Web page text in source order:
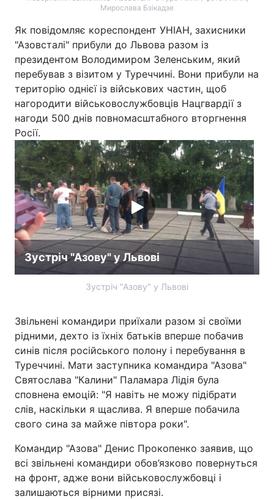
Мирослава Бзікадзе
Як повідомляє кореспондент УНІАН, захисники
"Азовсталі" прибули до Львова разом із
президентом Володимиром Зеленським, який
перебував з візитом у Туреччині. Вони прибули на
територію однієї із військових частин, щоб
нагородити військовослужбовців Нацгвардії з
нагоди 500 днів повномасштабного вторгнення
Росії.
Зустріч "Азову" у Львові
Зустріч "Азову" у Львові
Звільнені командири приїхали разом зі своїми
рідними, дехто із їхніх батьків вперше побачив
синів після російського полону і перебування в
Туреччині. Мати заступника командира "Азова"
Святослава "Калини" Паламара Лідія була
сповнена емоцій: "Я навіть не можу підібрати
слів, наскільки я щаслива. Я вперше побачила
свого сина за майже півтора роки".
Командир "Азова" Денис Прокопенко заявив, що
всі звільнені командири обов’язково повернуться
на фронт, адже вони військовослужбовці і
залишаються вірними присязі.